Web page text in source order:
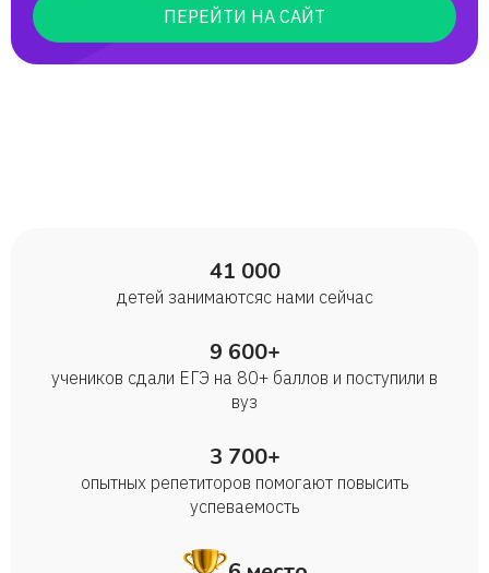
ПЕРЕЙТИ НА САЙТ
41 000
детей занимаются с нами сейчас
9 600+
учеников сдали ЕГЭ на 80+ баллов и поступили в
вуз
3 700+
опытных репетиторов помогают повысить
успеваемость